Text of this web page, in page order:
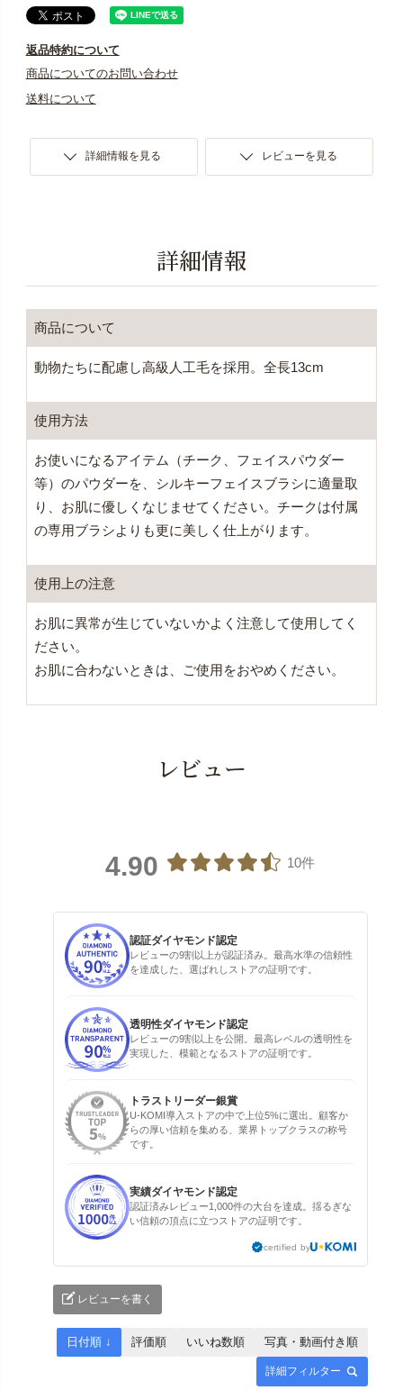
返品特約について
商品についてのお問い合わせ
送料について
詳細情報を見る レビューを見る
詳細情報
商品について
動物たちに配慮し高級人工毛を採用。全長13cm
使用方法
お使いになるアイテム（チーク、フェイスパウダー
等）のパウダーを、シルキーフェイスブラシに適量取
り、お肌に優しくなじませてください。チークは付属
の専用ブラシよりも更に美しく仕上がります。
使用上の注意
お肌に異常が生じていないかよく注意して使用してく
ださい。
お肌に合わないときは、ご使用をおやめください。
レビュー
4.90 10件
認証ダイヤモンド認定
レビューの9割以上が認証済み。最高水準の信頼性
を達成した、選ばれしストアの証明です。
透明性ダイヤモンド認定
レビューの9割以上を公開。最高レベルの透明性を
実現した、模範となるストアの証明です。
トラストリーダー銀賞
U-KOMI導入ストアの中で上位5%に選出。顧客か
らの厚い信頼を集める、業界トップクラスの称号
です。
実績ダイヤモンド認定
認証済みレビュー1,000件の大台を達成。揺るぎな
い信頼の頂点に立つストアの証明です。
certified by
レビューを書く
詳細フィルター
日付順 ↓ 評価順 いいね数順 写真・動画付き順